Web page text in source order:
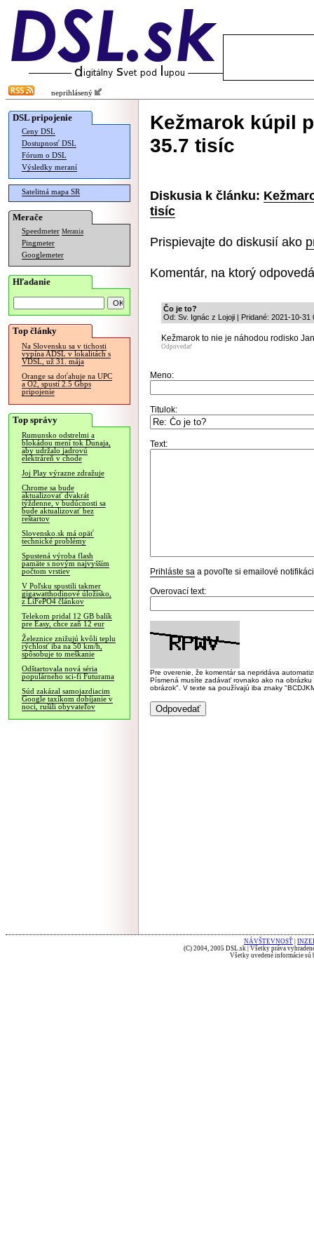
neprihlásený
DSL pripojenie
Ceny DSL
Dostupnosť DSL
Fórum o DSL
Výsledky meraní
Satelitná mapa SR
Merače
Speedmeter Merania
Pingmeter
Googlemeter
Hľadanie
Top články
Na Slovensku sa v tichosti
vypína ADSL v lokalitách s
VDSL, už 31. mája
Orange sa doťahuje na UPC
a O2, spustí 2.5 Gbps
pripojenie
Top správy
Rumunsko odstrelmi a
blokádou mení tok Dunaja,
aby udržalo jadrovú
elektráreň v chode
Joj Play výrazne zdražuje
Chrome sa bude
aktualizovať dvakrát
týždenne, v budúcnosti sa
bude aktualizovať bez
reštartov
Slovensko.sk má opäť
technické problémy
Spustená výroba flash
pamäte s novým najvyšším
počtom vrstiev
V Poľsku spustili takmer
gigawatthodinové úložisko,
z LiFePO4 článkov
Telekom pridal 12 GB balík
pre Easy, chce zaň 12 eur
Železnice znižujú kvôli teplu
rýchlosť iba na 50 km/h,
spôsobuje to meškanie
Odštartovala nová séria
populárneho sci-fi Futurama
Súd zakázal samojazdiacim
Google taxíkom dobíjanie v
noci, rušili obyvateľov
Kežmarok kúpil
35.7 tisíc
Diskusia k článku:
tisíc
Prispievajte do diskusií ako
Komentár, na ktorý
Čo je to?
Od: Sv. Ignác z Lojoji | Pridané: 2021-10-31
Kežmarok to nie je náhodou rodisko
Odpovedať
Meno:
Titulok:
Text:
Prihláste sa a povoľte si emailové
Overovací text:
Pre overenie, že komentár sa nepridáva
Písmená musíte zadávať rovnako ako na
obrázok". V texte sa používajú iba znaky
NÁVŠTEVNOSŤ
(C) 2004, 2005 DSL.sk | Všetky práva
Všetky uvedené informácie sú